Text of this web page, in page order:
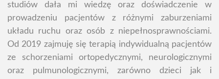
studiów dała mi wiedzę oraz doświadczenie w
prowadzeniu pacjentów z różnymi zaburzeniami
układu ruchu oraz osób z niepełnosprawnościami.
Od 2019 zajmuję się terapią indywidualną pacjentów
ze schorzeniami ortopedycznymi, neurologicznymi
oraz pulmunologicznymi, zarówno dzieci jak i